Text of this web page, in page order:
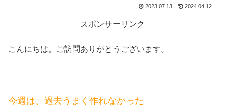
2023.07.13 2024.04.12
スポンサーリンク
こんにちは。ご訪問ありがとうございます。
今週は、過去うまく作れなかった